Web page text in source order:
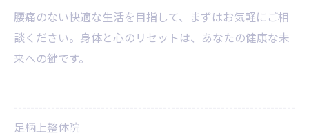
腰痛のない快適な生活を目指して、まずはお気軽にご相
談ください。身体と心のリセットは、あなたの健康な未
来への鍵です。
--------------------------------------------------------------------
足柄上整体院